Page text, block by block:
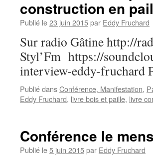
construction en
Publié le23 juin 2015par Eddy Fruchard
Sur radio Gâtine http://
Styl’Fm https://
interview-eddy-fruchard
Publié dansConférence, Manifestation,
Eddy Fruchard, livre bois et paille, livre
Conférence le
Publié le5 juin 2015par Eddy Fruchard